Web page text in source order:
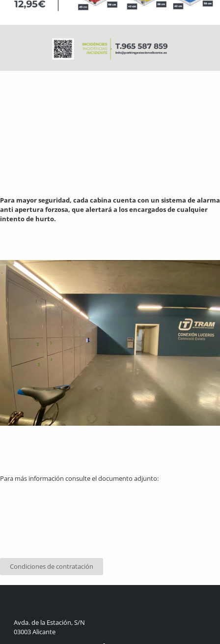
Para mayor seguridad, cada cabina cuenta con un sistema de alarma
anti apertura forzosa, que alertará a los encargados de cualquier
intento de hurto.
Para más información consulte el documento adjunto:
Condiciones de contratación
Avda. de la Estación, S/N
03003 Alicante